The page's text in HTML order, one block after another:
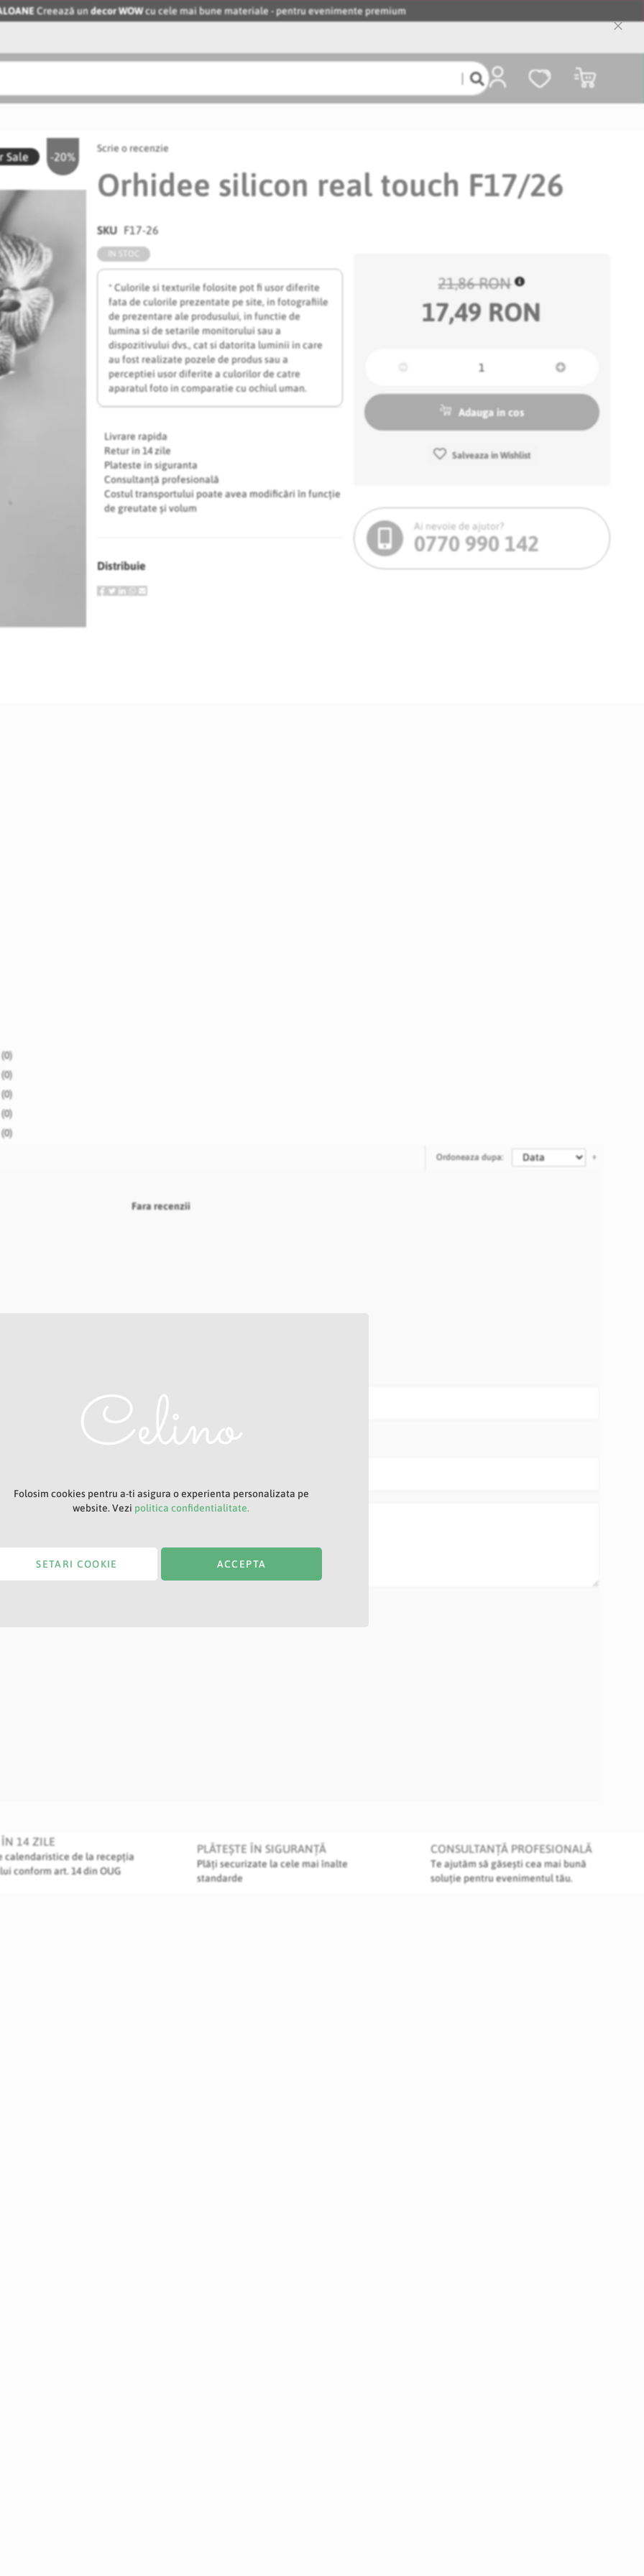
Creează undecor WOWcu cele mai bune materiale - pentru evenimente premium
Coșul meu
-20%
Sale
Scrie o recenzie
Orhidee silicon real touch F17/26
SKU F17-26
* Culorile si texturile folosite pot fi usor diferite
fata de culorile prezentate pe site, in fotografiile
de prezentare ale produsului, in functie de
lumina si de setarile monitorului sau a
dispozitivului dvs., cat si datorita luminii in care
au fost realizate pozele de produs sau a
perceptiei usor diferite a culorilor de catre
aparatul foto in comparatie cu ochiul uman.
Livrare rapida
Retur in 14 zile
Plateste in siguranta
Consultanță profesională
Costul transportului poate avea modificări în funcție
de greutate și volum
Distribuie
21,86 RON
17,49 RON
Adauga in cos
Salveaza in Wishlist
Ai nevoie de ajutor?
0770 990 142
Ordoneaza dupa:
Fara recenzii
Titlu
ÎN 14 ZILE
calendaristice de la recepția
conform art. 14 din OUG
PLĂTEȘTE ÎN SIGURANȚĂ
Plăți securizate la cele mai înalte
standarde
CONSULTANȚĂ PROFESIONALĂ
Te ajutăm să găsești cea mai bună
soluție pentru evenimentul tău.
Folosim cookies pentru a-ti asigura o experienta personalizata pe
website. Vezi politica confidentialitate.
ACCEPTA
SETARI COOKIE